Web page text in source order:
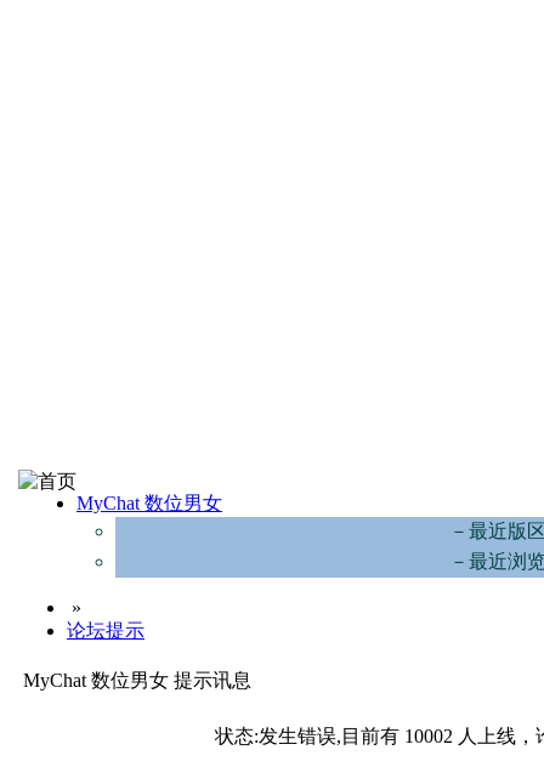
MyChat 数位男女
－最近版
－最近浏
»
论坛提示
MyChat 数位男女 提示讯息
状态:发生错误,目前有 10002 人上线